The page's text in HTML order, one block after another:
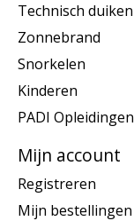
Technisch duiken
Zonnebrand
Snorkelen
Kinderen
PADI Opleidingen
Mijn account
Registreren
Mijn bestellingen